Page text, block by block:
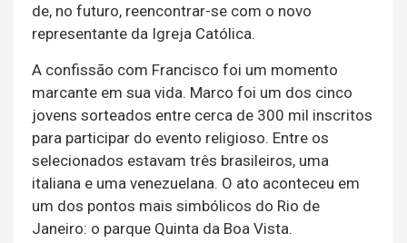
de, no futuro, reencontrar-se com o novo
representante da Igreja Católica.
A confissão com Francisco foi um momento
marcante em sua vida. Marco foi um dos cinco
jovens sorteados entre cerca de 300 mil inscritos
para participar do evento religioso. Entre os
selecionados estavam três brasileiros, uma
italiana e uma venezuelana. O ato aconteceu em
um dos pontos mais simbólicos do Rio de
Janeiro: o parque Quinta da Boa Vista.